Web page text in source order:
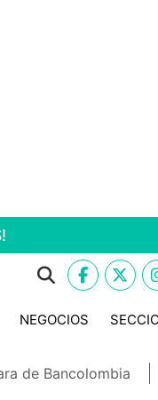
NEGOCIOS
de Bancolombia